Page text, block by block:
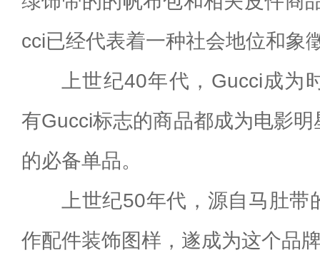
cci已经代表着一种社会地位和象
上世纪40年代，Gucci成为
有Gucci标志的商品都成为电影
的必备单品。
上世纪50年代，源自马肚
作配件装饰图样，遂成为这个品